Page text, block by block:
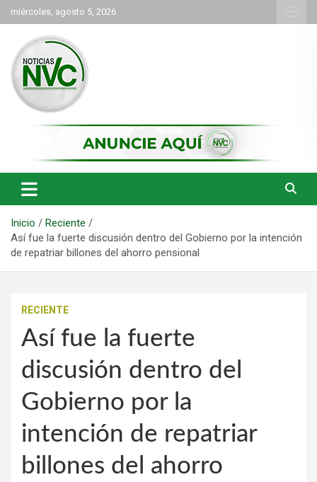
Saltar
al
contenido
miércoles, agosto 5, 2026
NVC Noticias
Inicio
Reciente
Así fue la fuerte discusión dentro del Gobierno por la intención
de repatriar billones del ahorro pensional
RECIENTE
Así fue la fuerte
discusión dentro del
Gobierno por la
intención de repatriar
billones del ahorro